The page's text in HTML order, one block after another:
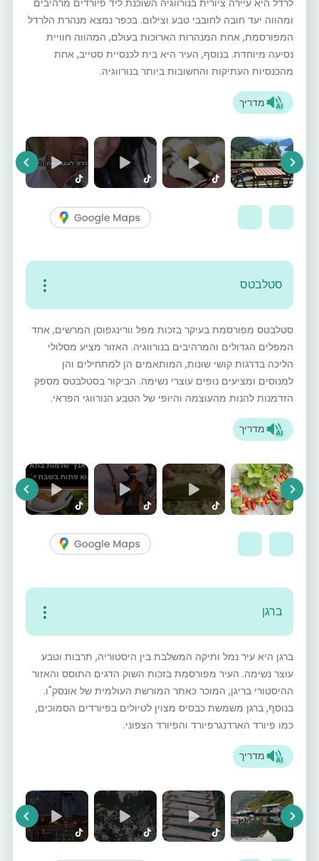
לרדל היא עיירה ציורית בנורווגיה השוכנת ליד פיורדים מרהיבים
ומהווה יעד חובה לחובבי טבע וצילום. בכפר נמצא מנהרת הלרדל
המפורסמת, אחת המנהרות הארוכות בעולם, המהווה חוויית
נסיעה מיוחדת. בנוסף, העיר היא בית לכנסיית סטייב, אחת
מהכנסיות העתיקות והחשובות ביותר בנורווגיה.
מדריך
Next
סטלבטס
סטלבטס מפורסמת בעיקר בזכות מפל וורינגפוסן המרשים, אחד
המפלים הגדולים והמרהיבים בנורווגיה. האזור מציע מסלולי
הליכה בדרגות קושי שונות, המותאמים הן למתחילים והן
למנוסים ומציעים נופים עוצרי נשימה. הביקור בסטלבטס מספק
הזדמנות להנות מהעוצמה והיופי של הטבע הנורווגי הפראי.
מדריך
Next
ברגן
ברגן היא עיר נמל ותיקה המשלבת בין היסטוריה, תרבות וטבע
עוצר נשימה. העיר מפורסמת בזכות השוק הדגים התוסס והאזור
ההיסטורי בריגן, המוכר כאתר המורשת העולמית של אונסק"ו.
בנוסף, ברגן משמשת כבסיס מצוין לטיולים בפיורדים הסמוכים,
כמו פיורד הארדנגרפיורד והפיורד הצפוני.
מדריך
Next